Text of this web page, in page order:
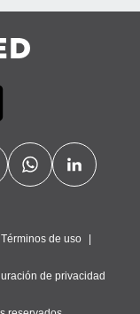
Términos de uso
de privacidad